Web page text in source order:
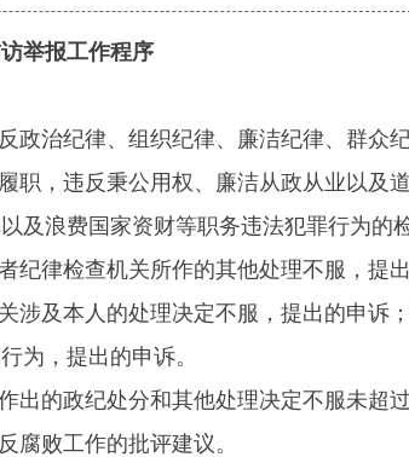
举报工作程序
治纪律、组织纪律、廉洁纪律、群众
，违反秉公用权、廉洁从政从业以及
及浪费国家资财等职务违法犯罪行为的
律检查机关所作的其他处理不服，提出
及本人的处理决定不服，提出的申诉
为，提出的申诉。
的政纪处分和其他处理决定不服未超过
败工作的批评建议。